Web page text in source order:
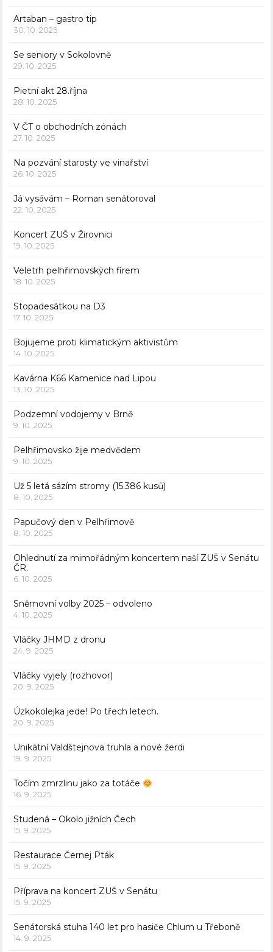
Artaban – gastro tip
30. 10. 2025
Se seniory v Sokolovně
29. 10. 2025
Pietní akt 28.října
28. 10. 2025
V ČT o obchodních zónách
27. 10. 2025
Na pozvání starosty ve vinařství
26. 10. 2025
Já vysávám – Roman senátoroval
22. 10. 2025
Koncert ZUŠ v Žirovnici
19. 10. 2025
Veletrh pelhřimovských firem
18. 10. 2025
Stopadesátkou na D3
17. 10. 2025
Bojujeme proti klimatickým aktivistům
14. 10. 2025
Kavárna K66 Kamenice nad Lipou
13. 10. 2025
Podzemní vodojemy v Brně
9. 10. 2025
Pelhřimovsko žije medvědem
9. 10. 2025
Už 5 letá sázím stromy (15.386 kusů)
8. 10. 2025
Papučový den v Pelhřimově
8. 10. 2025
Ohlednutí za mimořádným koncertem naší ZUŠ v Senátu
ČR.
6. 10. 2025
Sněmovní volby 2025 – odvoleno
4. 10. 2025
Vláčky JHMD z dronu
24. 9. 2025
Vláčky vyjely (rozhovor)
20. 9. 2025
Úzkokolejka jede! Po třech letech.
20. 9. 2025
Unikátní Valdštejnova truhla a nové žerdi
19. 9. 2025
Točím zmrzlinu jako za totáče
16. 9. 2025
Studená – Okolo jižních Čech
15. 9. 2025
Restaurace Černej Pták
15. 9. 2025
Příprava na koncert ZUŠ v Senátu
15. 9. 2025
Senátorská stuha 140 let pro hasiče Chlum u Třeboně
14. 9. 2025